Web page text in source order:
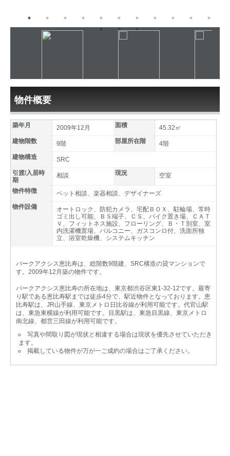
物件概要
築年月 2009年12月 面積
45.32㎡
建物階数
9階 部屋所在階
4階
建物構造
SRC
引渡/入居時
期
相談 現況 空室
物件特徴
ペット相談、楽器相談、デザイナーズ
物件設備
オートロック、防犯カメラ、宅配ＢＯＸ、駐輪場、常時
ゴミ出し可能、ＢＳ端子、ＣＳ、バイク置き場、ＣＡＴ
Ｖ、フィットネス施設、フローリング、Ｂ・Ｔ別室、室
内洗濯機置場、バルコニー、ガスコンロ付、洗面所独
立、浴室乾燥機、システムキッチン
パークアクシス恵比寿は、総階数9階建、SRC構造の貸マンションで
す。2009年12月築の物件です。
パークアクシス恵比寿の所在地は、東京都渋谷区東1-32-12です。最寄
り駅である恵比寿駅までは徒歩4分で、駅近物件となっております。恵
比寿駅は、JR山手線、東京メトロ日比谷線が利用可能です。代官山駅
は、東急東横線が利用可能です。目黒駅は、東急目黒線、東京メトロ
南北線、都営三田線が利用可能です。
写真や間取り図が現状と相違する場合は現状を優先させていただき
ます。
掲載している物件が万が一ご成約の場合はご了承ください。